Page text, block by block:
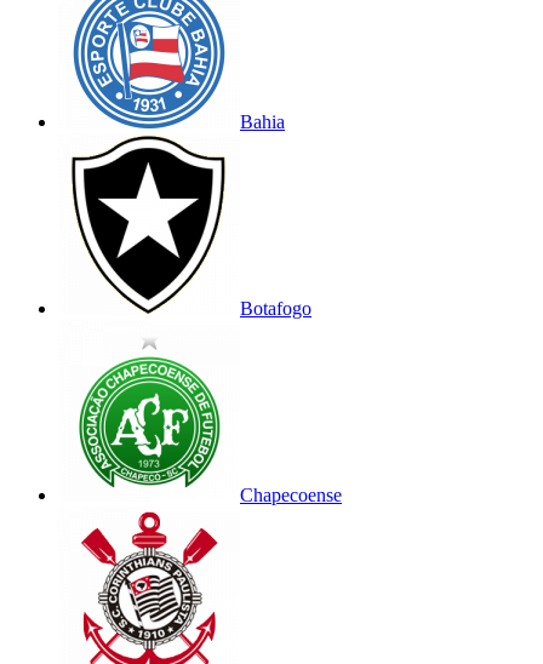
Bahia
Botafogo
Chapecoense